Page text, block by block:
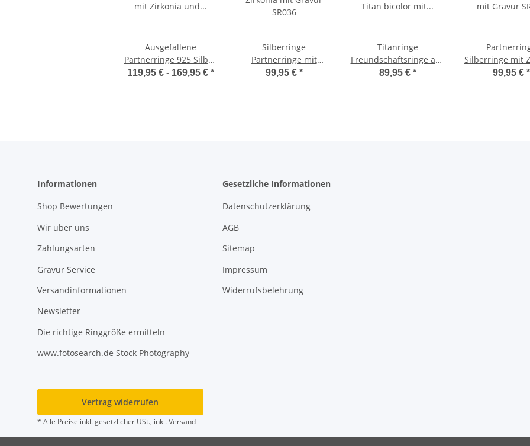
Ausgefallene
Partnerringe 925 Silber
mit Zirkonia und
119,95 € - 169,95 € *
Silberringe
Partnerringe mit
Zirkonia mit Gravur
99,95 € *
Titanringe
Freundschaftsringe aus
Titan bicolor mit
89,95 € *
Silberringe mit
mit Gravur
99,95 € *
Informationen
Shop Bewertungen
Wir über uns
Zahlungsarten
Gravur Service
Versandinformationen
Newsletter
Die richtige Ringgröße ermitteln
www.fotosearch.de Stock Photography
Gesetzliche Informationen
Datenschutzerklärung
AGB
Sitemap
Impressum
Widerrufsbelehrung
Vertrag widerrufen
* Alle Preise inkl. gesetzlicher USt., inkl.Versand